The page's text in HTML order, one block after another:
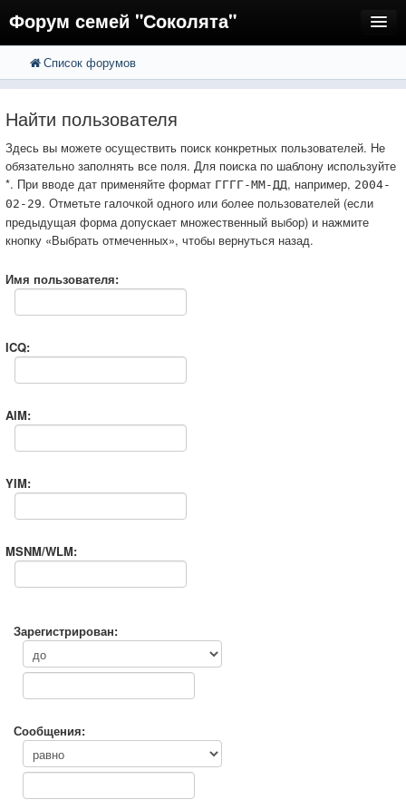
Форум семей "Соколята"
FAQ
Вход
Список форумов
Найти пользователя
Здесь вы можете осуществить поиск конкретных пользователей. Не
обязательно заполнять все поля. Для поиска по шаблону используйте
*. При вводе дат применяйте формат ГГГГ-ММ-ДД, например, 2004-
02-29. Отметьте галочкой одного или более пользователей (если
предыдущая форма допускает множественный выбор) и нажмите
кнопку «Выбрать отмеченных», чтобы вернуться назад.
Имя пользователя:
ICQ:
AIM:
YIM:
MSNM/WLM:
Зарегистрирован:
Сообщения: